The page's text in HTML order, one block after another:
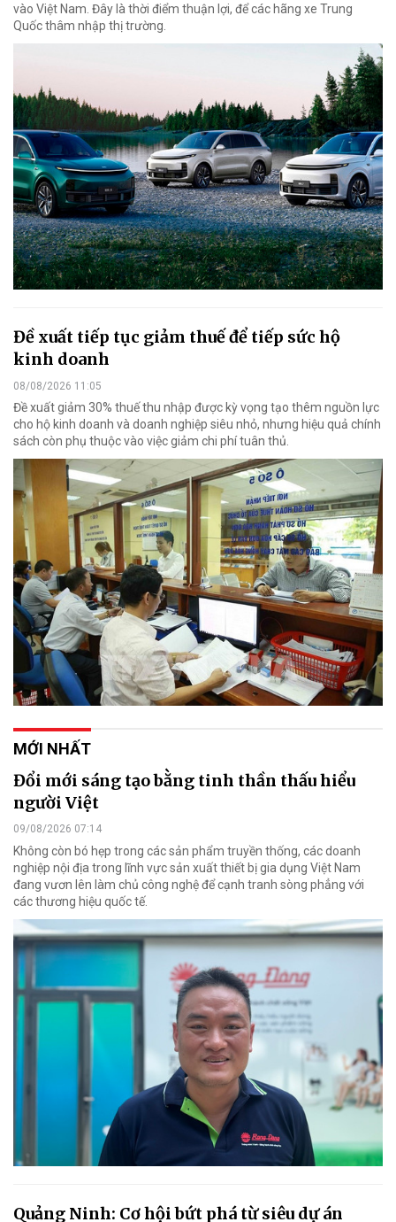
vào Việt Nam. Đây là thời điểm thuận lợi, để các hãng xe Trung
Quốc thâm nhập thị trường.
Đề xuất tiếp tục giảm thuế để tiếp sức hộ
kinh doanh
08/08/2026 11:05
Đề xuất giảm 30% thuế thu nhập được kỳ vọng tạo thêm nguồn lực
cho hộ kinh doanh và doanh nghiệp siêu nhỏ, nhưng hiệu quả chính
sách còn phụ thuộc vào việc giảm chi phí tuân thủ.
MỚI NHẤT
Đổi mới sáng tạo bằng tinh thần thấu hiểu
người Việt
09/08/2026 07:14
Không còn bó hẹp trong các sản phẩm truyền thống, các doanh
nghiệp nội địa trong lĩnh vực sản xuất thiết bị gia dụng Việt Nam
đang vươn lên làm chủ công nghệ để cạnh tranh sòng phẳng với
các thương hiệu quốc tế.
Quảng Ninh: Cơ hội bứt phá từ siêu dự án